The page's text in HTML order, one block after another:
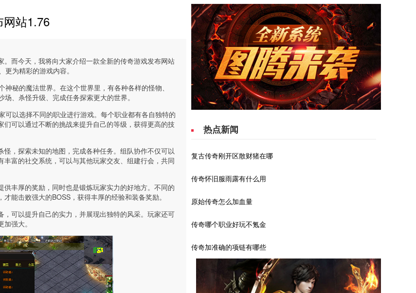
站1.76
而今天，我将向大家介绍一款全新的传奇游戏发布网站
为精彩的游戏内容。
秘的魔法世界。在这个世界里，有各种各样的怪物、
、杀怪升级、完成任务探索更大的世界。
以选择不同的职业进行游戏。每个职业都有各自独特的
可以通过不断的挑战来提升自己的等级，获得更高的技
，探索未知的地图，完成各种任务。组队协作不仅可以
富的社交系统，可以与其他玩家交友、组建行会，共同
丰厚的奖励，同时也是锻炼玩家实力的好地方。不同的
能击败强大的BOSS，获得丰厚的经验和装备奖励。
可以提升自己的实力，并展现出独特的风采。玩家还可
强大。
热点新闻
复古传奇刚开区散财猪在哪
传奇怀旧服雨露有什么用
原始传奇怎么加血量
传奇哪个职业好玩不氪金
传奇加准确的项链有哪些